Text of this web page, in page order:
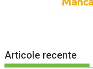
Articole recente